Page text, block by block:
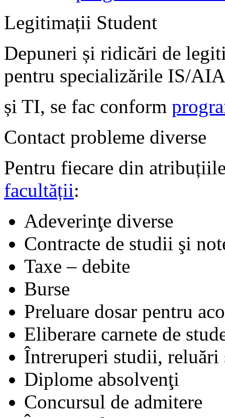
Legitimații Student
Depuneri și ridicări de
pentru specializările IS/
și TI, se fac conform
Contact probleme diverse
Pentru fiecare din
facultății:
Adeverinţe diverse
Contracte de studii şi
Taxe – debite
Burse
Preluare dosar pentru
Eliberare carnete de
Întreruperi studii, reluări
Diplome absolvenţi
Concursul de admitere